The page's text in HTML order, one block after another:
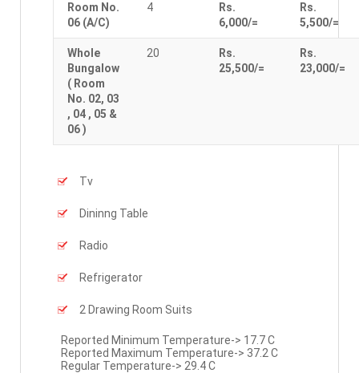
Room No.
06 (A/C)
4
Rs.
6,000/=
Rs.
5,500/=
Whole
Bungalow
( Room
No. 02, 03
, 04 , 05 &
06 )
20
Rs.
25,500/=
Rs.
23,000/=
Tv
Dininng Table
Radio
Refrigerator
2 Drawing Room Suits
Reported Minimum Temperature-> 17.7 C
Reported Maximum Temperature-> 37.2 C
Regular Temperature-> 29.4 C